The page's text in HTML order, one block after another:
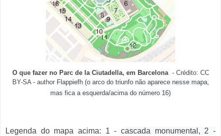
O que fazer no Parc de la Ciutadella, em Barcelona- Crédito: CC
BY-SA - author Flappiefh (o arco do triunfo não aparece nesse mapa,
mas fica a esquerda/acima do número 16)
Legenda do mapa acima: 1 - cascada monumental, 2 -